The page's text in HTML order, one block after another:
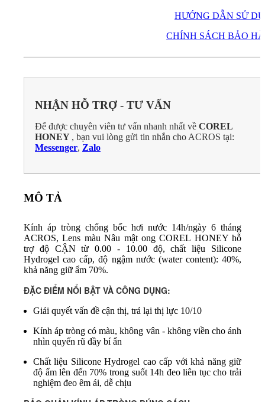
HƯỚNG DẪN SỬ
CHÍNH SÁCH BẢO
NHẬN HỖ TRỢ - TƯ VẤN
Để được chuyên viên tư vấn nhanh nhất về COREL
HONEY , bạn vui lòng gửi tin nhắn cho ACROS tại:
Messenger, Zalo
MÔ TẢ
Kính áp tròng chống bốc hơi nước 14h/ngày 6 tháng
ACROS, Lens màu Nâu mật ong COREL HONEY hỗ
trợ độ CẬN từ 0.00 - 10.00 độ, chất liệu Silicone
Hydrogel cao cấp, độ ngậm nước (water content): 40%,
khả năng giữ ẩm 70%.
ĐẶC ĐIỂM NỔI BẬT VÀ CÔNG DỤNG:
Giải quyết vấn đề cận thị, trả lại thị lực 10/10
Kính áp tròng có màu, không vân - không viền cho ánh
nhìn quyến rũ đầy bí ẩn
Chất liệu Silicone Hydrogel cao cấp với khả năng giữ
độ ẩm lên đến 70% trong suốt 14h đeo liên tục cho trải
nghiệm đeo êm ái, dễ chịu